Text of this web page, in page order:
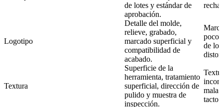
de lotes y estándar de
aprobación.
Logotipo
Detalle del molde,
relieve, grabado,
marcado superficial y
compatibilidad de
acabado.
poco
de
Textura
Superficie de la
herramienta, tratamiento
superficial, dirección de
pulido y muestra de
inspección.
mala
tacto.